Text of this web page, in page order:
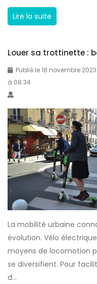
2
2
o
t
t
e
é
l
e
c
t
r
i
q
u
e
Lire la suite
l
e
l
e
p
r
i
x
d
’
n
e
t
r
Louer sa trottinette :
Publié le 18 novembre
à 08:34
La mobilité urbaine
évolution. Vélo
moyens de locomotion
se diversifient. Pour
d...